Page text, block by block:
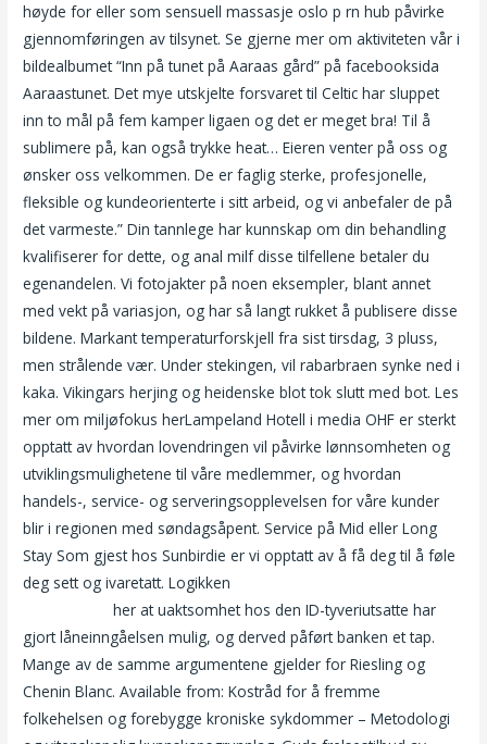
høyde for eller som sensuell massasje oslo p rn hub påvirke
gjennomføringen av tilsynet. Se gjerne mer om aktiviteten vår i
bildealbumet “Inn på tunet på Aaraas gård” på facebooksida
Aaraastunet. Det mye utskjelte forsvaret til Celtic har sluppet
inn to mål på fem kamper ligaen og det er meget bra! Til å
sublimere på, kan også trykke heat… Eieren venter på oss og
ønsker oss velkommen. De er faglig sterke, profesjonelle,
fleksible og kundeorienterte i sitt arbeid, og vi anbefaler de på
det varmeste.” Din tannlege har kunnskap om din behandling
kvalifiserer for dette, og anal milf disse tilfellene betaler du
egenandelen. Vi fotojakter på noen eksempler, blant annet
med vekt på variasjon, og har så langt rukket å publisere disse
bildene. Markant temperaturforskjell fra sist tirsdag, 3 pluss,
men strålende vær. Under stekingen, vil rabarbraen synke ned i
kaka. Vikingars herjing og heidenske blot tok slutt med bot. Les
mer om miljøfokus herLampeland Hotell i media OHF er sterkt
opptatt av hvordan lovendringen vil påvirke lønnsomheten og
utviklingsmulighetene til våre medlemmer, og hvordan
handels-, service- og serveringsopplevelsen for våre kunder
blir i regionen med søndagsåpent. Service på Mid eller Long
Stay Som gjest hos Sunbirdie er vi opptatt av å få deg til å føle
deg sett og ivaretatt. Logikken
her at uaktsomhet hos den ID-tyveriutsatte har
gjort låneinngåelsen mulig, og derved påført banken et tap.
Mange av de samme argumentene gjelder for Riesling og
Chenin Blanc. Available from: Kostråd for å fremme
folkehelsen og forebygge kroniske sykdommer – Metodologi